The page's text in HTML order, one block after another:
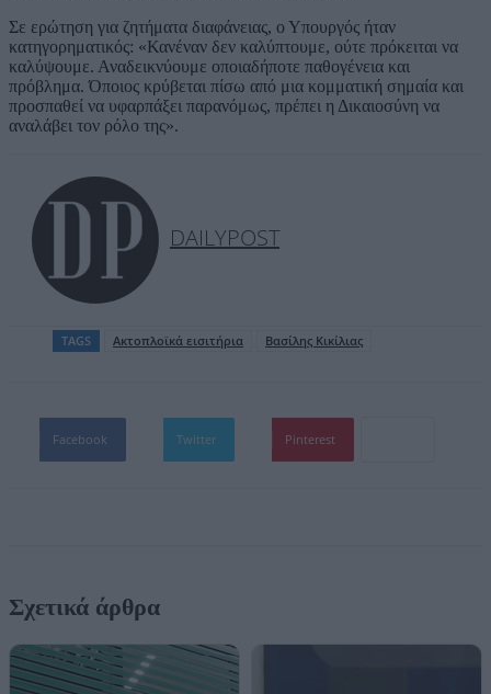
Σε ερώτηση για ζητήματα διαφάνειας, ο Υπουργός ήταν
κατηγορηματικός: «Κανέναν δεν καλύπτουμε, ούτε πρόκειται να
καλύψουμε. Αναδεικνύουμε οποιαδήποτε παθογένεια και
πρόβλημα. Όποιος κρύβεται πίσω από μια κομματική σημαία και
προσπαθεί να υφαρπάξει παρανόμως, πρέπει η Δικαιοσύνη να
αναλάβει τον ρόλο της».
DAILYPOST
TAGS Ακτοπλοϊκά εισιτήρια Βασίλης Κικίλιας
Facebook Twitter Pinterest
Σχετικά άρθρα